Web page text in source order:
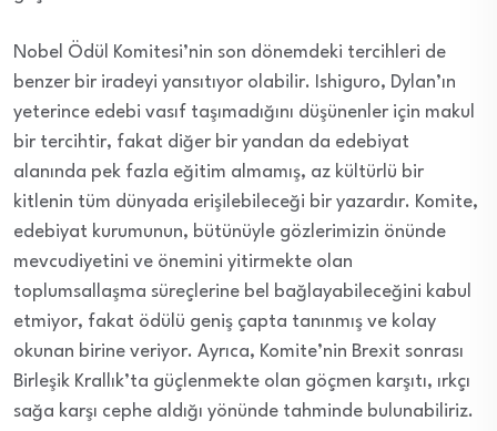
Nobel Ödül Komitesi’nin son dönemdeki tercihleri de
benzer bir iradeyi yansıtıyor olabilir. Ishiguro, Dylan’ın
yeterince edebi vasıf taşımadığını düşünenler için makul
bir tercihtir, fakat diğer bir yandan da edebiyat
alanında pek fazla eğitim almamış, az kültürlü bir
kitlenin tüm dünyada erişilebileceği bir yazardır. Komite,
edebiyat kurumunun, bütünüyle gözlerimizin önünde
mevcudiyetini ve önemini yitirmekte olan
toplumsallaşma süreçlerine bel bağlayabileceğini kabul
etmiyor, fakat ödülü geniş çapta tanınmış ve kolay
okunan birine veriyor. Ayrıca, Komite’nin Brexit sonrası
Birleşik Krallık’ta güçlenmekte olan göçmen karşıtı, ırkçı
sağa karşı cephe aldığı yönünde tahminde bulunabiliriz.